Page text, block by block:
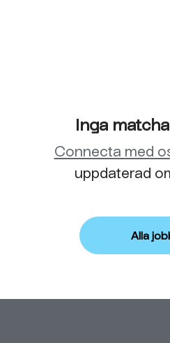
Inga
Connecta med
uppdaterad
Alla